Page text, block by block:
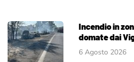
Incendio in
domate dai
6 Agosto 2026